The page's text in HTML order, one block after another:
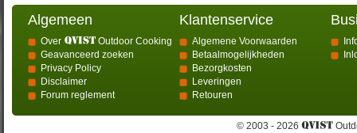
Algemeen
Over
Outdoor Cooking
Geavanceerd zoeken
Privacy Policy
Disclaimer
Forum reglement
Klantenservice
Algemene Voorwaarden
Betaalmogelijkheden
Bezorgkosten
Leveringen
Retouren
© 2003 - 2026